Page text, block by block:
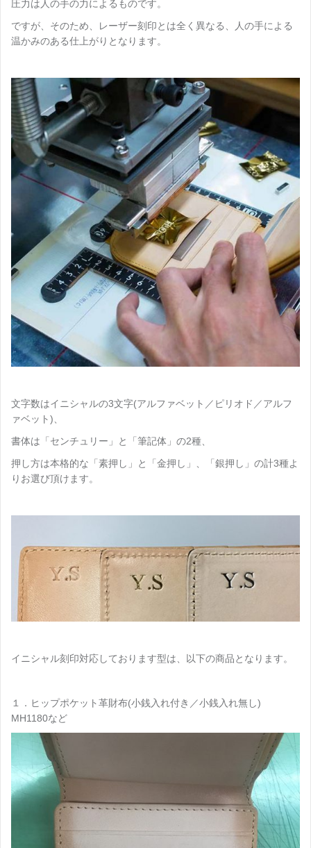
圧力は人の手の力によるものです。
ですが、そのため、レーザー刻印とは全く異なる、人の手による
温かみのある仕上がりとなります。
文字数はイニシャルの3文字(アルファベット／ピリオド／アルフ
ァベット)、
書体は「センチュリー」と「筆記体」の2種、
押し方は本格的な「素押し」と「金押し」、「銀押し」の計3種よ
りお選び頂けます。
イニシャル刻印対応しております型は、以下の商品となります。
１．ヒップポケット革財布(小銭入れ付き／小銭入れ無し)
MH1180など